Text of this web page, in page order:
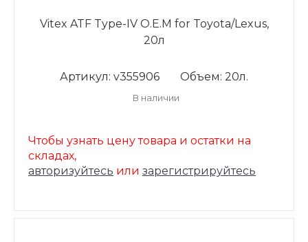
Vitex ATF Type-IV O.E.M for Toyota/Lexus,
20л
Артикул: v355906 Объем: 20л.
В наличии
Чтобы узнать цену товара и остатки на
складах,
авторизуйтесь или зарегистрируйтесь